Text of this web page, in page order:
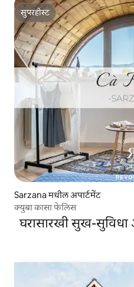
सुपरहोस्ट
सुपरहोस्ट
Sarzana मधील अपार्टमेंट
क्युबा कासा फेलिस
घरासारखी सुख-